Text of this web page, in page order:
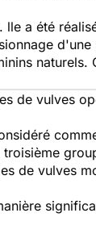
a été
naturels.
de vulves
de vulves